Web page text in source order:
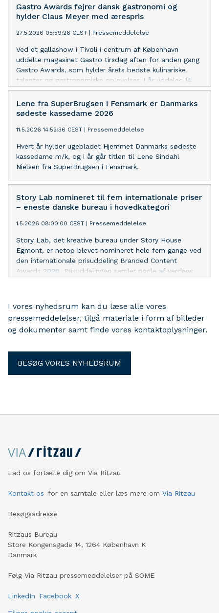
det mest vindende danske bureau ved årets
prisuddeling.
Gastro Awards fejrer dansk gastronomi og
hylder Claus Meyer med ærespris
27.5.2026 05:59:26 CEST | Pressemeddelelse
Ved et gallashow i Tivoli i centrum af København
uddelte magasinet Gastro tirsdag aften for anden gang
Gastro Awards, som hylder årets bedste kulinariske
talenter og gastronomiske oplevelser. I år uddeles 14
priser – og som noget nyt en ærespris, der går til den
gastronomisk legende Claus Meyer.
Lene fra SuperBrugsen i Fensmark er Danmarks
sødeste kassedame 2026
11.5.2026 14:52:36 CEST | Pressemeddelelse
Hvert år hylder ugebladet Hjemmet Danmarks sødeste
kassedame m/k, og i år går titlen til Lene Sindahl
Nielsen fra SuperBrugsen i Fensmark.
Story Lab nomineret til fem internationale priser
– eneste danske bureau i hovedkategori
1.5.2026 08:00:00 CEST | Pressemeddelelse
Story Lab, det kreative bureau under Story House
Egmont, er netop blevet nomineret hele fem gange ved
den internationale prisuddeling Branded Content
Awards 2026. Prisuddelingen samler nogle af verdens
Brand Studio.
I vores nyhedsrum kan du læse alle vores
pressemeddelelser, tilgå materiale i form af billeder
og dokumenter samt finde vores kontaktoplysninger.
BESØG VORES NYHEDSRUM
Lad os fortælle dig om Via Ritzau
Kontakt os for en samtale eller læs mere om Via Ritzau
Besøgsadresse
Ritzaus Bureau
Store Kongensgade 14, 1264 København K
Danmark
Følg Via Ritzau pressemeddelelser på SOME
LinkedIn Facebook X